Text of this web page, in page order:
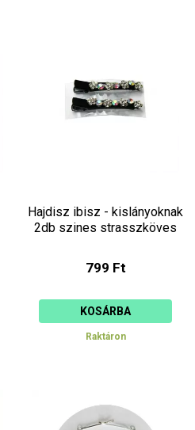
Hajdisz ibisz - kislányoknak
2db szines strasszköves
799 Ft
KOSÁRBA
Raktáron